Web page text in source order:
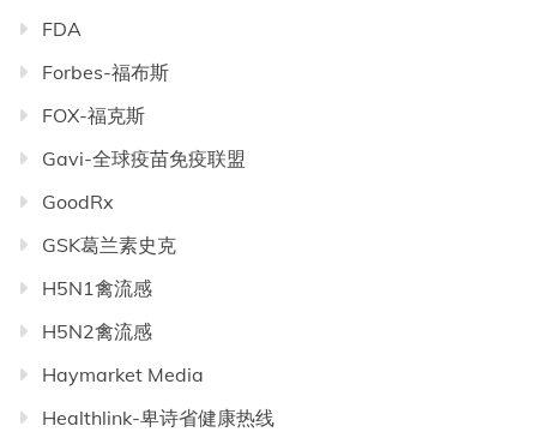
FDA
Forbes-福布斯
FOX-福克斯
Gavi-全球疫苗免疫联盟
GoodRx
GSK葛兰素史克
H5N1禽流感
H5N2禽流感
Haymarket Media
Healthlink-卑诗省健康热线